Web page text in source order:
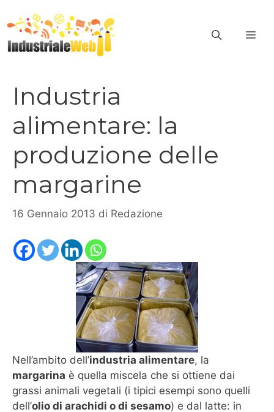
al
contenuto
Industria
alimentare: la
produzione delle
margarine
16 Gennaio 2013 di Redazione
Nell’ambito dell’industria alimentare, la
margarina è quella miscela che si ottiene dai
grassi animali vegetali (i tipici esempi sono quelli
dell’olio di arachidi o di sesamo) e dal latte: in